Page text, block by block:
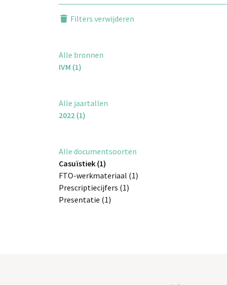
Filters verwijderen
Alle bronnen
IVM (1)
Alle jaartallen
2022 (1)
Alle documentsoorten
Casuïstiek (1)
FTO-werkmateriaal (1)
Prescriptiecijfers (1)
Presentatie (1)